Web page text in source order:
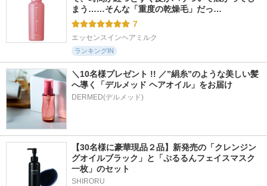
まう……そんな「重度の乾燥毛」だっ…
7
エッセンスインヘアミルク
ランキングIN
＼10名様プレゼント !! ／”絹糸”のような美しい髪
へ導く「デルメッド ヘアオイル」をお届け
DERMED(デルメッド)
【30名様に豪華現品２品】新発売の「クレンジン
グオイルブラック」と「ぷるるんフェイスマスク
一枚」のセット
SHIRORU